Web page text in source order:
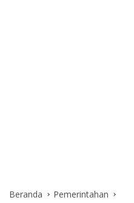
Beranda Pemerintahan